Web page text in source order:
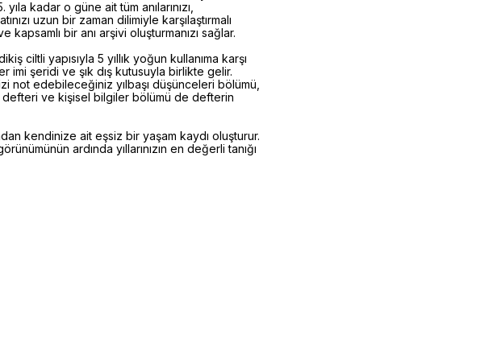
kadar o güne ait tüm anılarınızı,
uzun bir zaman dilimiyle karşılaştırmalı
bir anı arşivi oluşturmanızı sağlar.
ciltli yapısıyla 5 yıllık yoğun kullanıma karşı
imi şeridi ve şık dış kutusuyla birlikte gelir.
not edebileceğiniz yılbaşı düşünceleri bölümü,
defteri ve kişisel bilgiler bölümü de defterin
kendinize ait eşsiz bir yaşam kaydı oluşturur.
ardında yıllarınızın en değerli tanığı